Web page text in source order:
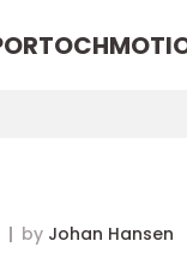
by Johan Hansen